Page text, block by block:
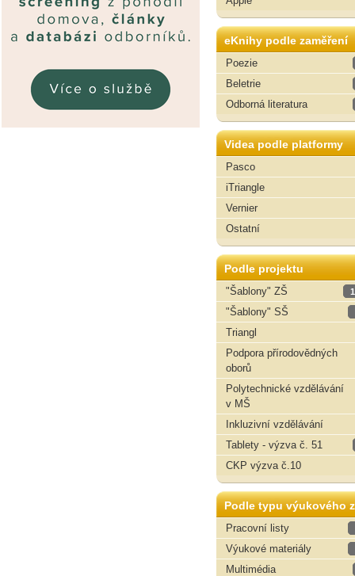
eKnihy podle zaměření
Poezie
Beletrie
Odborná literatura
Videa podle platformy
Pasco
iTriangle
Vernier
Ostatní
Podle projektu
"Šablony" ZŠ
"Šablony" SŠ
Triangl
Podpora přírodovědných
oborů
Polytechnické vzdělávání
v MŠ
Inkluzivní vzdělávání
Tablety - výzva č. 51
CKP výzva č.10
Podle typu výukového
Pracovní listy
Výukové materiály
Multimédia